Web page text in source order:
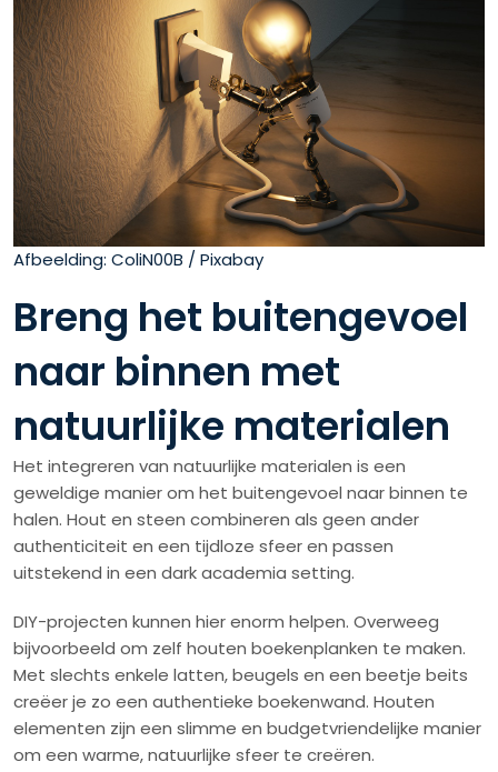
Afbeelding: ColiN00B / Pixabay
Breng het buitengevoel
naar binnen met
natuurlijke materialen
Het integreren van natuurlijke materialen is een
geweldige manier om het buitengevoel naar binnen te
halen. Hout en steen combineren als geen ander
authenticiteit en een tijdloze sfeer en passen
uitstekend in een dark academia setting.
DIY-projecten kunnen hier enorm helpen. Overweeg
bijvoorbeeld om zelf houten boekenplanken te maken.
Met slechts enkele latten, beugels en een beetje beits
creëer je zo een authentieke boekenwand. Houten
elementen zijn een slimme en budgetvriendelijke manier
om een warme, natuurlijke sfeer te creëren.